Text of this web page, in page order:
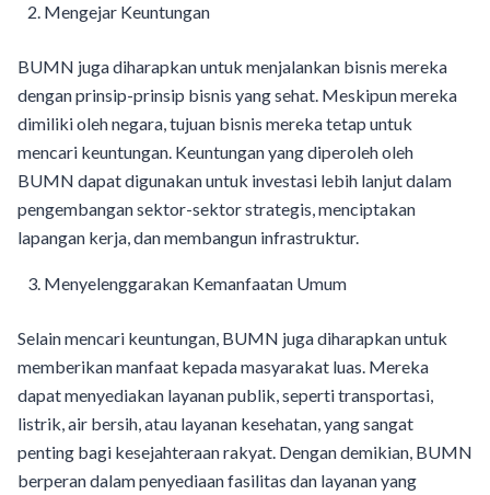
Mengejar Keuntungan
BUMN juga diharapkan untuk menjalankan bisnis mereka
dengan prinsip-prinsip bisnis yang sehat. Meskipun mereka
dimiliki oleh negara, tujuan bisnis mereka tetap untuk
mencari keuntungan. Keuntungan yang diperoleh oleh
BUMN dapat digunakan untuk investasi lebih lanjut dalam
pengembangan sektor-sektor strategis, menciptakan
lapangan kerja, dan membangun infrastruktur.
Menyelenggarakan Kemanfaatan Umum
Selain mencari keuntungan, BUMN juga diharapkan untuk
memberikan manfaat kepada masyarakat luas. Mereka
dapat menyediakan layanan publik, seperti transportasi,
listrik, air bersih, atau layanan kesehatan, yang sangat
penting bagi kesejahteraan rakyat. Dengan demikian, BUMN
berperan dalam penyediaan fasilitas dan layanan yang